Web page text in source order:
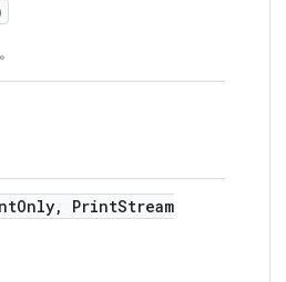
Only, PrintStream